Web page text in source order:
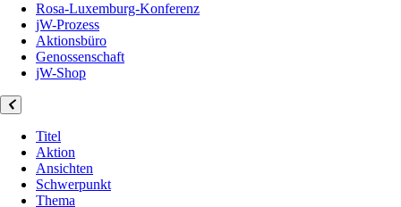
Rosa-Luxemburg-Konferenz
jW-Prozess
Aktionsbüro
Genossenschaft
jW-Shop
Titel
Aktion
Ansichten
Schwerpunkt
Thema